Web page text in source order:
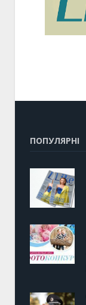
ПОПУЛЯРНІ